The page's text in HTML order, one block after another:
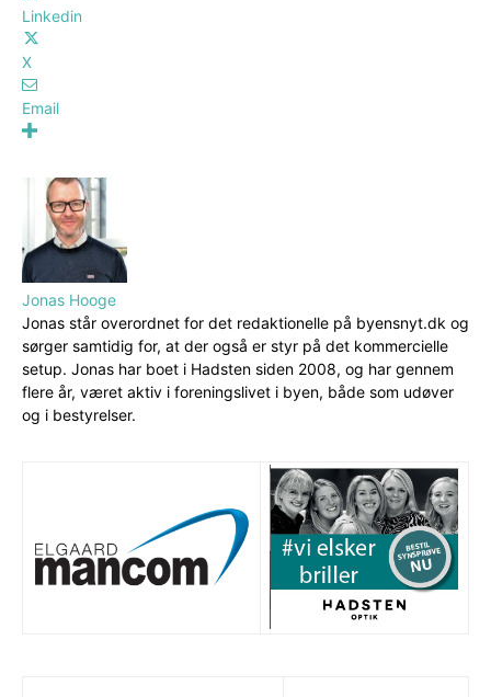
Linkedin
X
Email
Jonas Hooge
Jonas står overordnet for det redaktionelle på byensnyt.dk og
sørger samtidig for, at der også er styr på det kommercielle
setup. Jonas har boet i Hadsten siden 2008, og har gennem
flere år, været aktiv i foreningslivet i byen, både som udøver
og i bestyrelser.